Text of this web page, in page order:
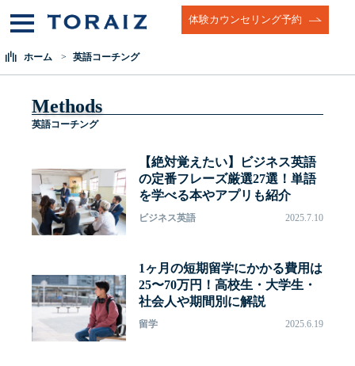
体験カウンセリング予約
ホーム 英語コーチング
Methods
英語コーチング
【絶対覚えたい】ビジネス英語
の定番フレーズ厳選27選！単語
を学べる本やアプリも紹介
ビジネス英語 2025.7.10
1ヶ月の短期留学にかかる費用は
25〜70万円！高校生・大学生・
社会人や期間別に解説
留学 2025.6.19